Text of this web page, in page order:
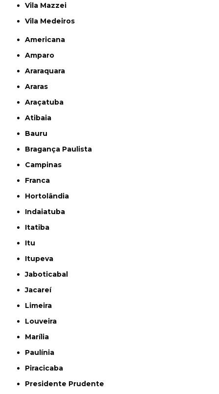
Vila Mazzei
Vila Medeiros
Americana
Amparo
Araraquara
Araras
Araçatuba
Atibaia
Bauru
Bragança Paulista
Campinas
Franca
Hortolândia
Indaiatuba
Itatiba
Itu
Itupeva
Jaboticabal
Jacareí
Limeira
Louveira
Marília
Paulínia
Piracicaba
Presidente Prudente